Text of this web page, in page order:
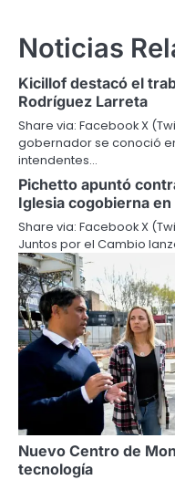
Noticias
Kicillof destacó el
Rodríguez Larreta
Share via: Facebook X
gobernador se conoció
intendentes…
Pichetto apuntó
Iglesia cogobierna
Share via: Facebook X
Juntos por el Cambio
Nuevo Centro de
tecnología